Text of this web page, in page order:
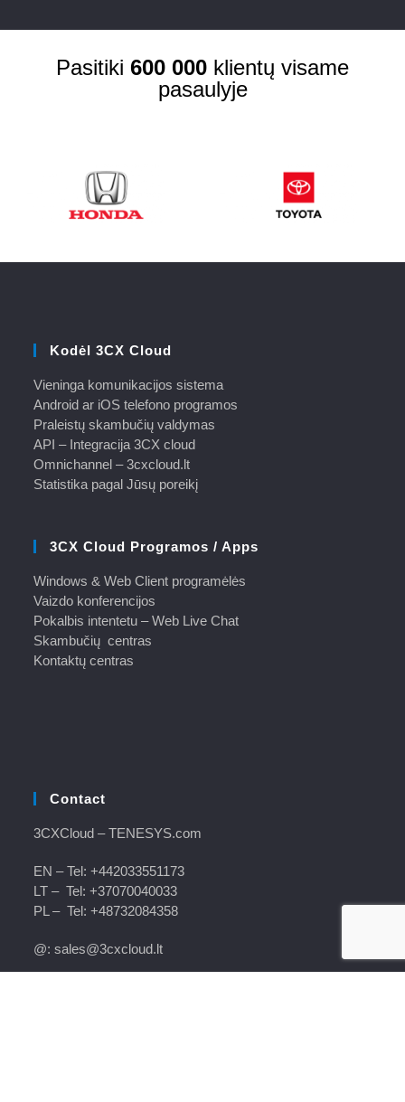
Pasitiki 600 000 klientų visame
pasaulyje
Kodėl 3CX Cloud
Vieninga komunikacijos sistema
Android ar iOS telefono programos
Praleistų skambučių valdymas
API – Integracija 3CX cloud
Omnichannel – 3cxcloud.lt
Statistika pagal Jūsų poreikį
3CX Cloud Programos / Apps
Windows & Web Client programėlės
Vaizdo konferencijos
Pokalbis intentetu – Web Live Chat
Skambučių centras
Kontaktų centras
Contact
3CXCloud – TENESYS.com
EN – Tel:+442033551173
LT – Tel:+37070040033
PL – Tel:+48732084358
@: sales@3cxcloud.lt